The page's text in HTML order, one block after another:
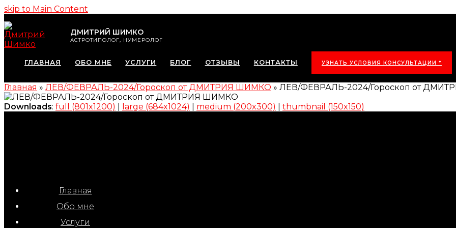
skip to Main Content
ДМИТРИЙ ШИМКО
АСТРОТИПОЛОГ, НУМЕРОЛОГ
ГЛАВНАЯ ОБО МНЕ УСЛУГИ БЛОГ ОТЗЫВЫ КОНТАКТЫ УЗНАТЬ УСЛОВИЯ КОНСУЛЬТАЦИИ *
Главная » ЛЕВ/ФЕВРАЛЬ-2024/Гороскоп от ДМИТРИЯ ШИМКО » ЛЕВ/ФЕВРАЛЬ-2024/Гороскоп от
Downloads: full (801x1200) large (684x1024) medium (200x300) thumbnail (150x150)
Главная
Обо мне
Услуги